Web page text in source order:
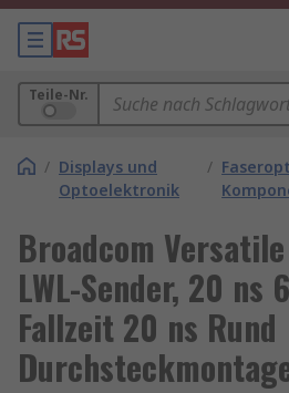
Teile-Nr.
/ Displays und
Optoelektronik
/
Broadcom
LWL-Sender, 20 ns
Fallzeit 20 ns Rund